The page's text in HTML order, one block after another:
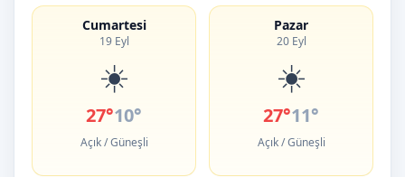
Cumartesi
19 Eyl
☀️
27°10°
Açık / Güneşli
Pazar
20 Eyl
☀️
27°11°
Açık / Güneşli